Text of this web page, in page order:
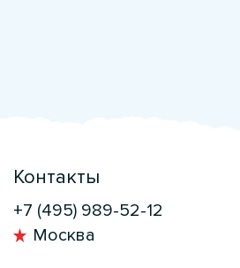
Контакты
+7 (495) 989-52-12
Москва